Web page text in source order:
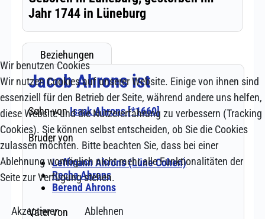
Wir benutzen Cookies
Wir nutzen Cookies auf unserer Website. Einige von ihnen sind
essenziell für den Betrieb der Seite, während andere uns helfen,
diese Website und die Nutzererfahrung zu verbessern (Tracking
Cookies). Sie können selbst entscheiden, ob Sie die Cookies
zulassen möchten. Bitte beachten Sie, dass bei einer
Ablehnung womöglich nicht mehr alle Funktionalitäten der
Seite zur Verfügung stehen.
Akzeptieren
Ablehnen